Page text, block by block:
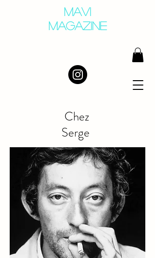
MAVI
MAGAZINE
Chez
Serge